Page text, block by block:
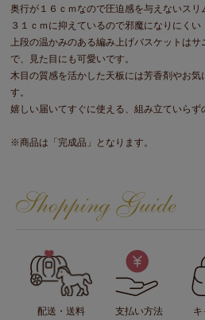
奥行が１６ｃｍなので圧迫感を与えないス
３１ｃｍに抑えているので邪魔になりにくい
上段の温かみのある編み上げバスケットは
で、見た目にも可愛いです。
木目の質感を活かした天板には芳香剤やお気
す。
嬉しい届いてすぐに使える、組み立ていらず
※商品は「完成品」となります。
配送・送料 支払い方法 キ